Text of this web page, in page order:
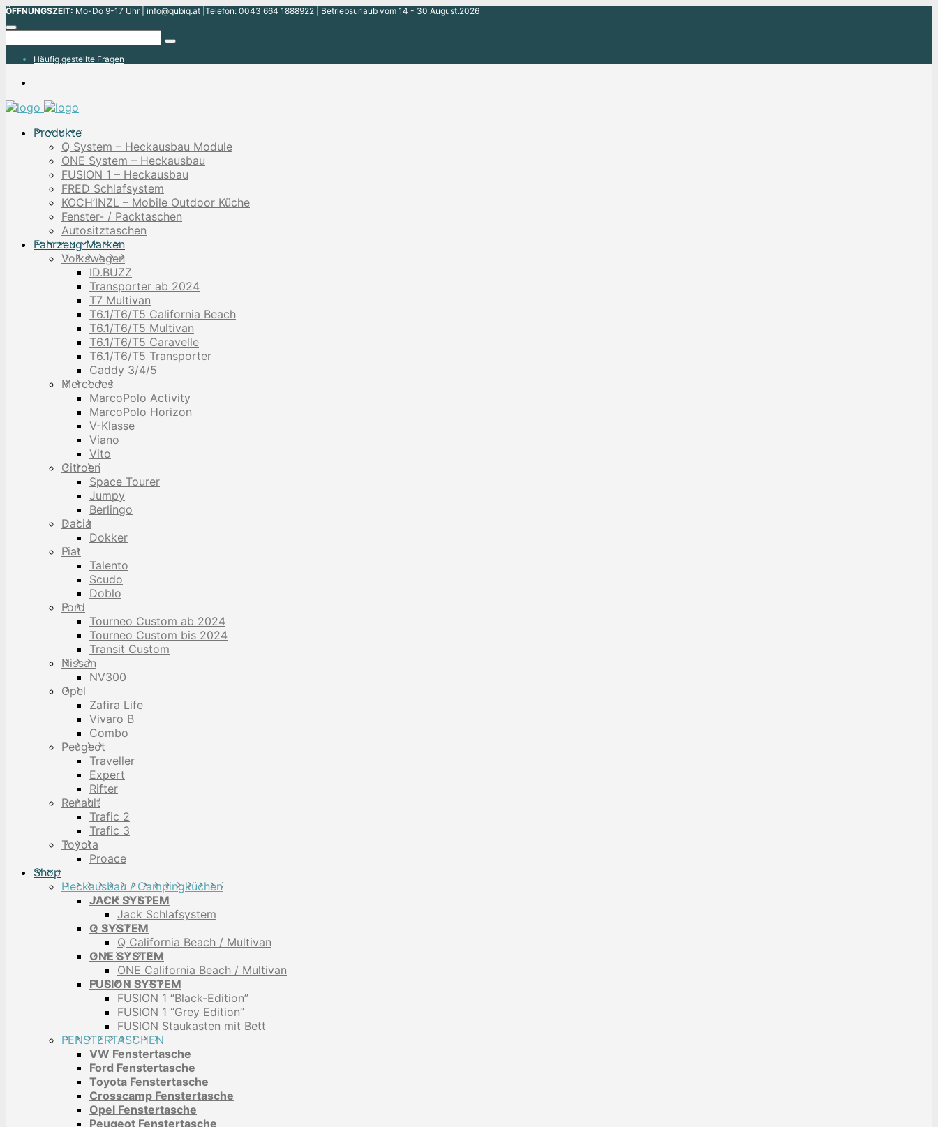
ÖFFNUNGSZEIT: Mo-Do 9-17 Uhr | info@qubiq.at |Telefon: 0043 664 1888922 | Betriebsurlaub vom 14 - 30 August.2026
Häufig gestellte Fragen
Produkte
Q System – Heckausbau Module
ONE System – Heckausbau
FUSION 1 – Heckausbau
FRED Schlafsystem
KOCH’INZL – Mobile Outdoor Küche
Fenster- / Packtaschen
Autositztaschen
Fahrzeug Marken
Volkswagen
ID.BUZZ
Transporter ab 2024
T7 Multivan
T6.1/T6/T5 California Beach
T6.1/T6/T5 Multivan
T6.1/T6/T5 Caravelle
T6.1/T6/T5 Transporter
Caddy 3/4/5
Mercedes
MarcoPolo Activity
MarcoPolo Horizon
V-Klasse
Viano
Vito
Citroen
Space Tourer
Jumpy
Berlingo
Dacia
Dokker
Fiat
Talento
Scudo
Doblo
Ford
Tourneo Custom ab 2024
Tourneo Custom bis 2024
Transit Custom
Nissan
NV300
Opel
Zafira Life
Vivaro B
Combo
Peugeot
Traveller
Expert
Rifter
Renault
Trafic 2
Trafic 3
Toyota
Proace
Shop
Heckausbau / Campingküchen
JACK SYSTEM
Jack Schlafsystem
Q SYSTEM
Q California Beach / Multivan
ONE SYSTEM
ONE California Beach / Multivan
FUSION SYSTEM
FUSION 1 “Black-Edition”
FUSION 1 “Grey Edition”
FUSION Staukasten mit Bett
FENSTERTASCHEN
VW Fenstertasche
Ford Fenstertasche
Toyota Fenstertasche
Crosscamp Fenstertasche
Opel Fenstertasche
Peugeot Fenstertasche